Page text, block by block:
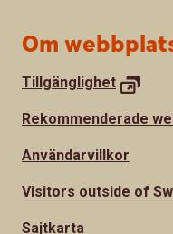
Om
Tillgänglighet
Rekommenderade
Användarvillkor
Visitors outside of
Sajtkarta